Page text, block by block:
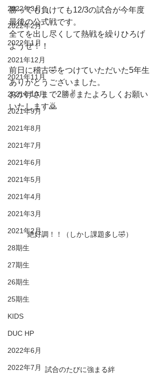
2022年3月
2022年2月
2022年1月
2021年12月
2021年11月
2021年10月
2021年9月
2021年8月
2021年7月
2021年6月
2021年5月
2021年4月
2021年3月
2021年2月
28期生
27期生
26期生
25期生
KIDS
DUC HP
2022年6月
2022年7月
勝っても負けても12/3の試合が今年度
最後の公式戦です。
全てを出し尽くして熱戦を繰りひろげ
ようぜ！！
前日に稽古🤣をつけていただいた5年生
ありがとうございました。
おかげさまで2勝✌️またよろしくお願い
いたします🙇
絶好調！！（しかし課題多し🤣）
試合のたびに強まる絆